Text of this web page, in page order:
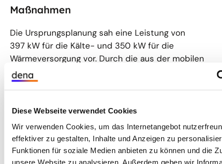
Diese Webseite verwendet Cookies
Wir verwenden Cookies, um das Internetangebot
effektiver zu gestalten, Inhalte und Anzeigen zu
Funktionen für soziale Medien anbieten zu können und die
unsere Website zu analysieren. Außerdem geben wir
Maßnahmen
Die Ursprungsplanung sah eine Leistung von
397 kW für die Kälte- und 350 kW für die
Wärmeversorgung vor. Durch die aus der mobilen
Versorgung erfassten und analysierten Lastgänge
konnte eine Spitzenleistung von 328 kW für die
werden.
Für den ganzjährigen Kältebedarf sind nun zwei
Kompressionskältemaschinen integriert. Die erste
Maschine mit energieeffizientem,